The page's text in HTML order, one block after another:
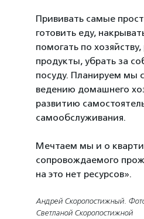
Прививать самые
готовить еду,
помогать по
продукты, убрать за
посуду. Планируем мы
ведению домашнего
развитию
самообслуживания.
Мечтаем мы и о
сопровождаемого
на это нет ресурсов».
Андрей Скоропостижный.
Светланой Скоропостижной